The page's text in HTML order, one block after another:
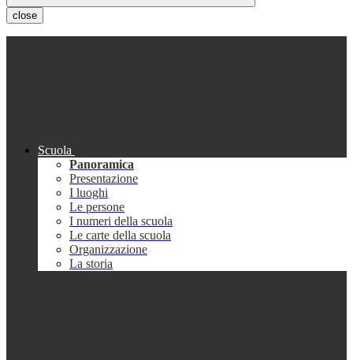
close
Scuola
Panoramica
Presentazione
I luoghi
Le persone
I numeri della scuola
Le carte della scuola
Organizzazione
La storia